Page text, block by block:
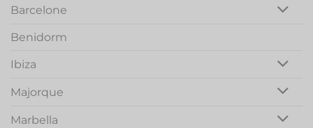
Barcelone
Benidorm
Ibiza
Majorque
Marbella